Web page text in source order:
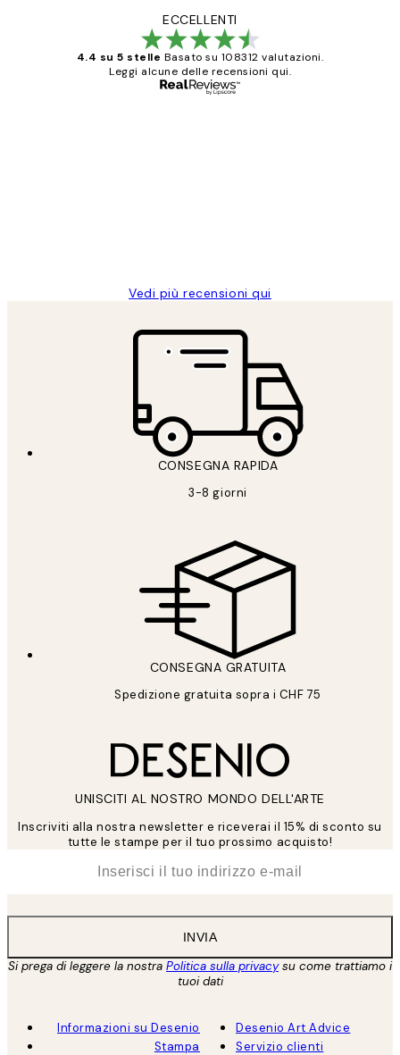
ECCELLENTI
4.4 su 5 stelle Basato su 108312 valutazioni.
Leggi alcune delle recensioni qui.
Vedi più recensioni qui
CONSEGNA RAPIDA
3-8 giorni
CONSEGNA GRATUITA
Spedizione gratuita sopra i CHF 75
UNISCITI AL NOSTRO MONDO DELL'ARTE
Inscriviti alla nostra newsletter e riceverai il 15% di sconto su
tutte le stampe per il tuo prossimo acquisto!
INVIA
Si prega di leggere la nostra Politica sulla privacysu come trattiamo i
tuoi dati
Informazioni su Desenio
Stampa
Desenio Art Advice
Servizio clienti